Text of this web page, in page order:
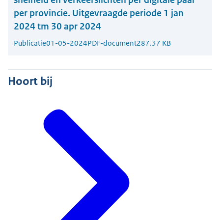
per provincie. Uitgevraagde periode 1 jan
2024 tm 30 apr 2024
Publicatie01-05-2024PDF-document287.37 KB
Hoort bij